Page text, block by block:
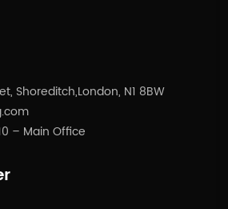
Shoreditch,London, N1 8BW
– Main Office